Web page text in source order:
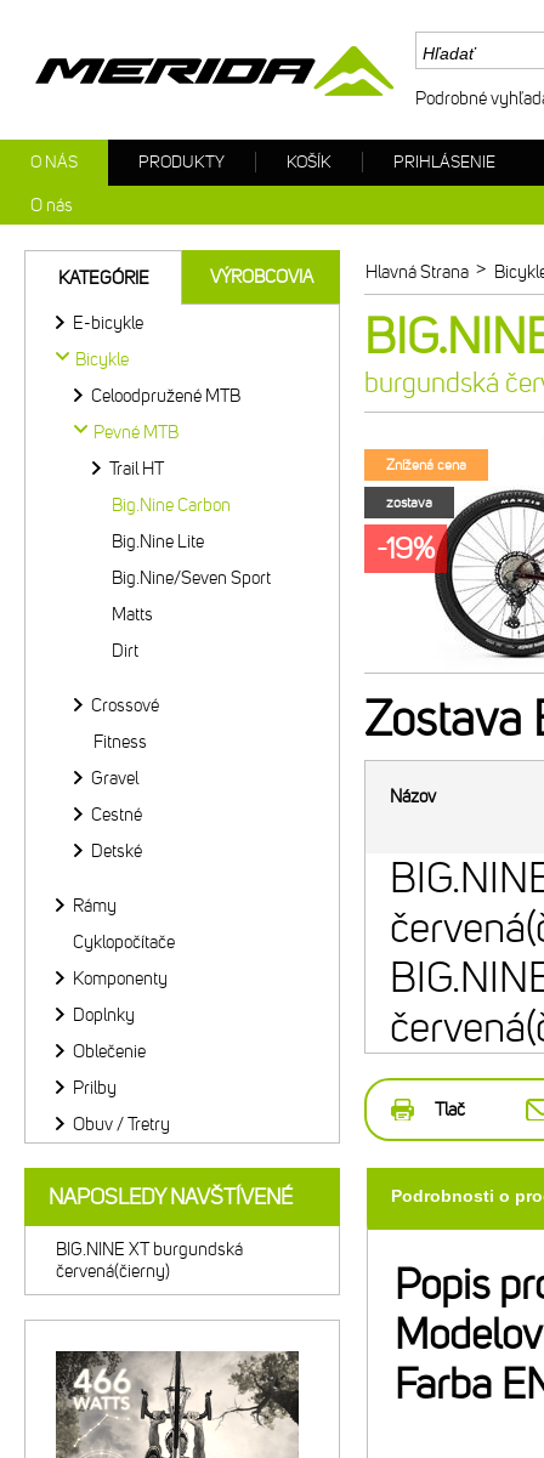
Hlavná Strana >
burgundská
Znížená cena
zostava
-19%
Zostava
Názov
Tlač
Podrobnosti o
Popis
Farba
KATEGÓRIE VÝROBCOVIA
E-bicykle
Bicykle
Celoodpružené MTB
Pevné MTB
Trail HT
Big.Nine Carbon
Big.Nine Lite
Big.Nine/Seven Sport
Matts
Dirt
Crossové
Fitness
Gravel
Cestné
Detské
Rámy
Cyklopočítače
Komponenty
Doplnky
Oblečenie
Prilby
Obuv / Tretry
NAPOSLEDY NAVŠTÍVENÉ
BIG.NINE XT burgundská
červená(čierny)
Podrobné
O NÁS
O nás
PRODUKTY KOŠÍK PRIHLÁSENIE